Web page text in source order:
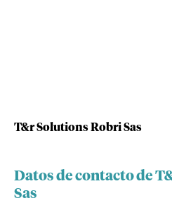
T&r Solutions Robri Sas
Datos de contacto de
Sas